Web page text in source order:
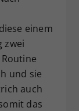
einem
zwei
und sie
auch
das